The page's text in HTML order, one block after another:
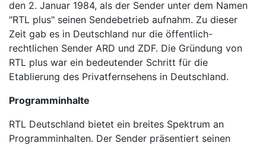
NTV
HABER GLOBAL
HABERTüRK
HALK TV
A HABER
den 2. Januar 1984, als der Sender unter dem Namen
"RTL plus" seinen Sendebetrieb aufnahm. Zu dieser
Zeit gab es in Deutschland nur die öffentlich-
rechtlichen Sender ARD und ZDF. Die Gründung von
RTL plus war ein bedeutender Schritt für die
Etablierung des Privatfernsehens in Deutschland.
Programminhalte
RTL Deutschland bietet ein breites Spektrum an
Programminhalten. Der Sender präsentiert seinen